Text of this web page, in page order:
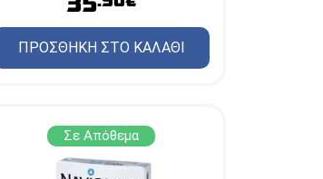
ΠΡΟΣΘΗΚΗ ΣΤΟ ΚΑΛΑΘΙ
Σε Απόθεμα